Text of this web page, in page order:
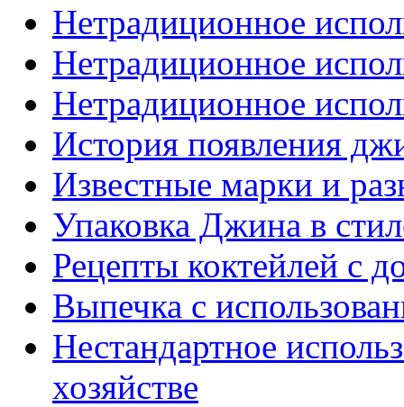
Нетрадиционное
Нетрадиционное
Нетрадиционное
История появления
Известные марки и
Упаковка Джина в
Рецепты коктейлей с
Выпечка с
Нестандартное
хозяйстве